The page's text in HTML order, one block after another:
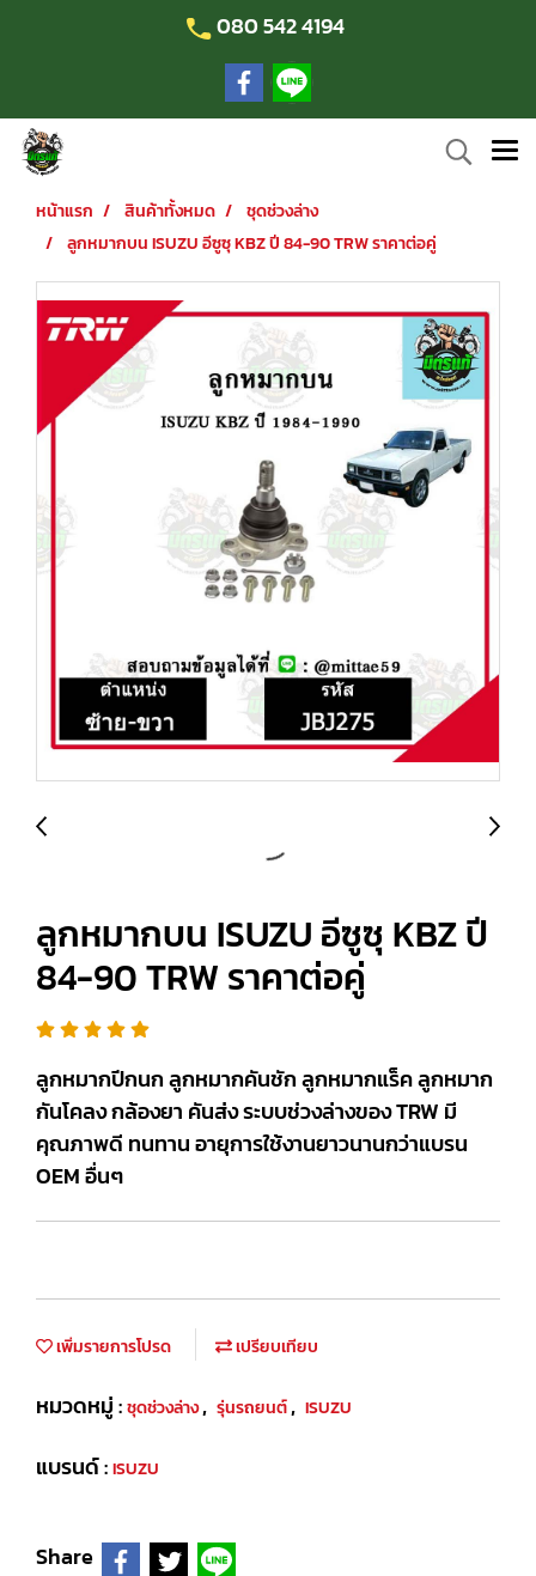
080 542 4194
หน้าแรก สินค้าทั้งหมด
ชุดช่วงล่าง
ลูกหมากบน ISUZU อีซูซุ KBZ ปี 84-90 TRW ราคาต่อคู่
ลูกหมากบน ISUZU อีซูซุ KBZ ปี
84-90 TRW ราคาต่อคู่
ลูกหมากปีกนก ลูกหมากคันชัก ลูกหมากแร็ค ลูกหมาก
กันโคลง กล้องยา คันส่ง ระบบช่วงล่างของ TRW มี
คุณภาพดี ทนทาน อายุการใช้งานยาวนานกว่าแบรน
OEM อื่นๆ
เพิ่มรายการโปรด เปรียบเทียบ
หมวดหมู่ :ชุดช่วงล่าง, รุ่นรถยนต์, ISUZU
แบรนด์ :ISUZU
Share